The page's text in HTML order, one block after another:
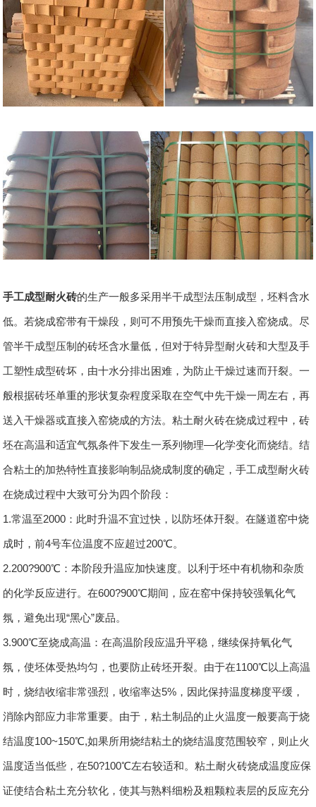
手工成型耐火砖的生产一般多采用半干成型法压制成型，坯料含水
低。若烧成窑带有干燥段，则可不用预先干燥而直接入窑烧成。尽
管半干成型压制的砖坯含水量低，但对于特异型耐火砖和大型及手
工塑性成型砖坏，由十水分排出困难，为防止干燥过速而幵裂。一
般根据砖坯单重的形状复杂程度采取在空气中先干燥一周左右，再
送入干燥器或直接入窑烧成的方法。粘土耐火砖在烧成过程中，砖
坯在高温和适宜气氛条件下发生一系列物理—化学变化而烧结。结
合粘土的加热特性直接影响制品烧成制度的确定，手工成型耐火砖
在烧成过程中大致可分为四个阶段：
1.常温至2000：此时升温不宜过快，以防坯体幵裂。在隧道窑中烧
成时，前4号车位温度不应超过200℃。
2.200?900℃：本阶段升温应加快速度。以利于坯中有机物和杂质
的化学反应进行。在600?900℃期间，应在窑中保持较强氧化气
氛，避免出现“黑心”废品。
3.900℃至烧成高温：在高温阶段应温升平稳，继续保持氧化气
氛，使坯体受热均匀，也要防止砖坯开裂。由于在1100℃以上高温
时，烧结收缩非常强烈，收缩率达5%，因此保持温度梯度平缓，
消除内部应力非常重要。由于，粘土制品的止火温度一般要高于烧
结温度100~150℃,如果所用烧结粘土的烧结温度范围较窄，则止火
温度适当低些，在50?100℃左右较适和。粘土耐火砖烧成温度应保
证使结合粘土充分软化，使其与熟料细粉及粗颗粒表层的反应充分